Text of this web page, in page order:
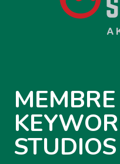
STUDIOS